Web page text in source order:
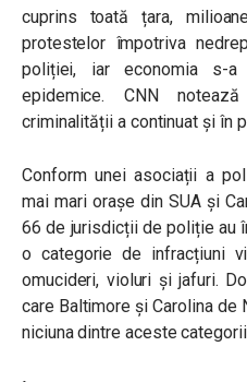
cuprins toată țara,
protestelor împotriva
poliției, iar economia s-
epidemice. CNN
criminalității a continuat și în
Conform unei asociații a
mai mari orașe din SUA și
66 de jurisdicții de poliție au
o categorie de infracțiuni
omucideri, violuri și jafuri.
care Baltimore și Carolina de
niciuna dintre aceste